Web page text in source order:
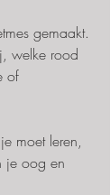
gemaakt.
welke rood
of
moet leren,
je oog en